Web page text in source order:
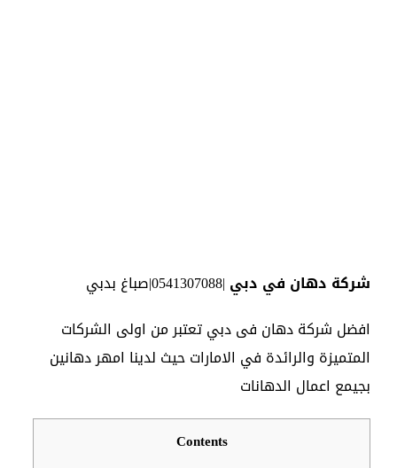
شركة دهان في دبي |0541307088|صباغ بدبي
افضل شركة دهان فى دبي تعتبر من اولى الشركات
المتميزة والرائدة في الامارات حيث لدينا امهر دهانين
بجيمع اعمال الدهانات
Contents